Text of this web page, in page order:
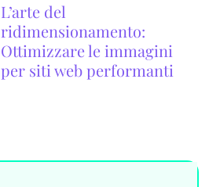
L’arte del
ridimensionamento:
Ottimizzare le immagini
per siti web performanti